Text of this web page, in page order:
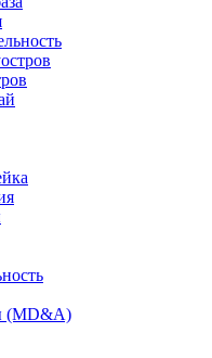
(MD&A)